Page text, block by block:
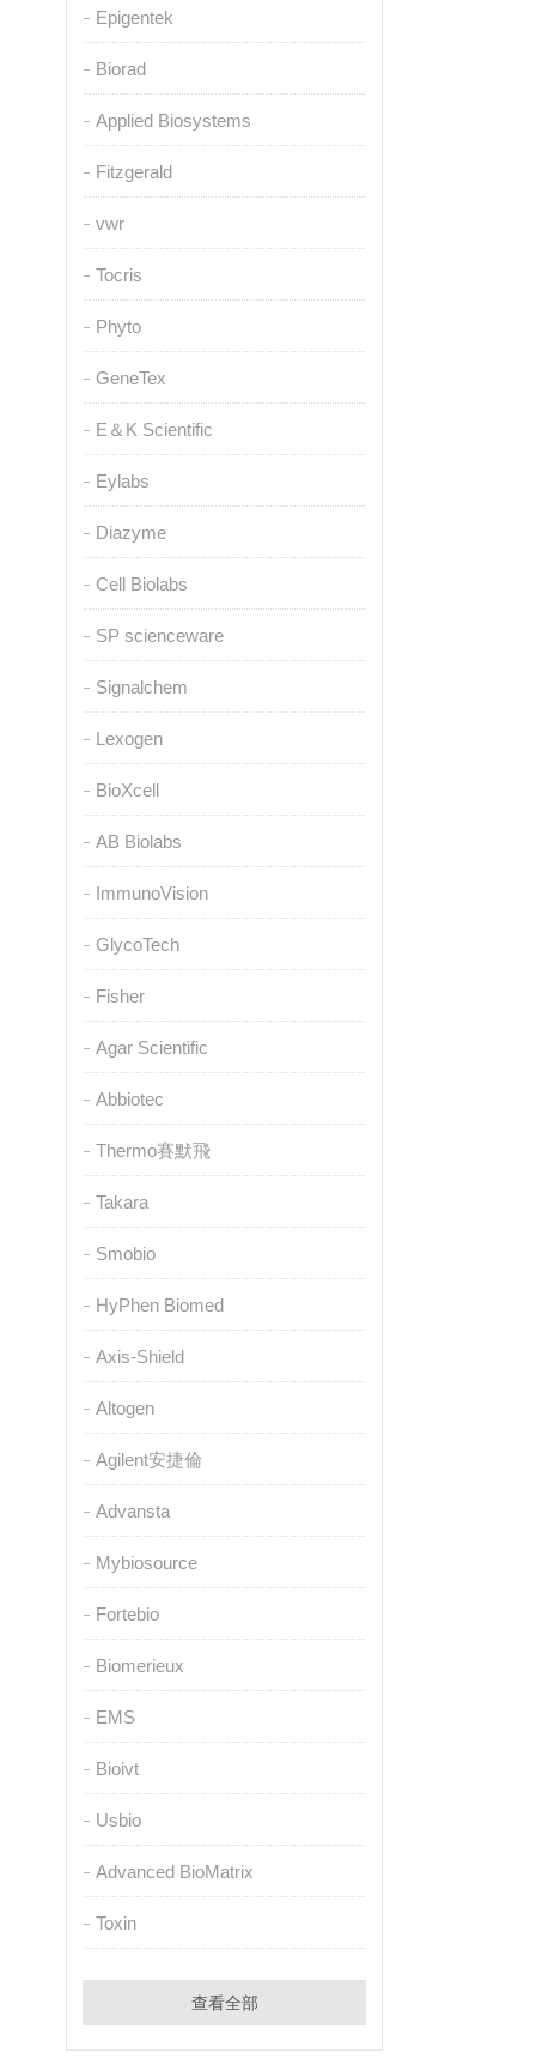
Epigentek
Biorad
Applied Biosystems
Fitzgerald
vwr
Tocris
Phyto
GeneTex
E＆K Scientific
Eylabs
Diazyme
Cell Biolabs
SP scienceware
Signalchem
Lexogen
BioXcell
AB Biolabs
ImmunoVision
GlycoTech
Fisher
Agar Scientific
Abbiotec
Thermo賽默飛
Takara
Smobio
HyPhen Biomed
Axis-Shield
Altogen
Agilent安捷倫
Advansta
Mybiosource
Fortebio
Biomerieux
EMS
Bioivt
Usbio
Advanced BioMatrix
Toxin
查看全部